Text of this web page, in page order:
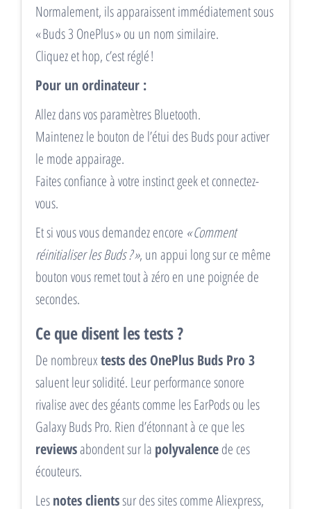
Normalement, ils apparaissent immédiatement sous
« Buds 3 OnePlus » ou un nom similaire.
Cliquez et hop, c’est réglé !
Pour un ordinateur :
Allez dans vos paramètres Bluetooth.
Maintenez le bouton de l’étui des Buds pour activer
le mode appairage.
Faites confiance à votre instinct geek et connectez-
vous.
Et si vous vous demandez encore « Comment
réinitialiser les Buds ? », un appui long sur ce même
bouton vous remet tout à zéro en une poignée de
secondes.
Ce que disent les tests ?
De nombreuxtests des OnePlus Buds Pro 3
saluent leur solidité. Leur performance sonore
rivalise avec des géants comme les EarPods ou les
Galaxy Buds Pro. Rien d’étonnant à ce que les
reviewsabondent sur la polyvalencede ces
écouteurs.
Lesnotes clientssur des sites comme Aliexpress,